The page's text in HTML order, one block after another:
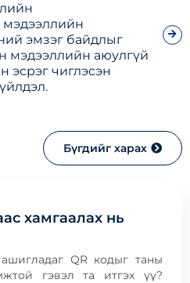
мэдээллийн
эмзэг байдлыг
мэдээллийн аюулгүй
эсрэг чиглэсэн
Бүгдийг харах
хамгаалах нь
QR кодыг таны
гэвэл та итгэх үү?